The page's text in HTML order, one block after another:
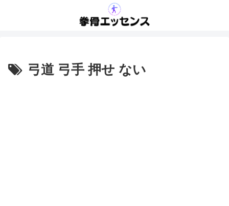
弓道 弓手 押せ ない